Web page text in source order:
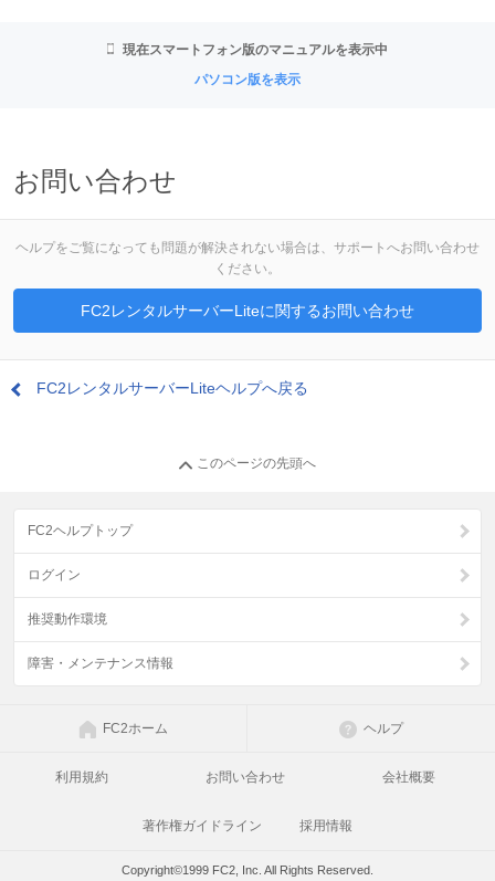
現在スマートフォン版のマニュアルを表示中
パソコン版を表示
お問い合わせ
ヘルプをご覧になっても問題が解決されない場合は、サポートへお問い合わせ
ください。
FC2レンタルサーバーLiteに関するお問い合わせ
FC2レンタルサーバーLiteヘルプへ戻る
このページの先頭へ
FC2ヘルプトップ
ログイン
推奨動作環境
障害・メンテナンス情報
FC2ホーム ヘルプ
利用規約 お問い合わせ 会社概要
著作権ガイドライン 採用情報
Copyright©1999 FC2, Inc. All Rights Reserved.